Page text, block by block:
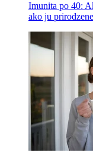
Imunita po 40:
ako ju